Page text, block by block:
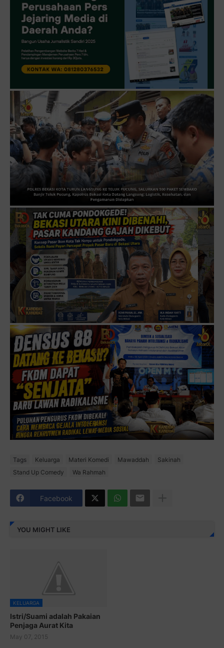
Tags Keluarga Materi Komedi Mawaddah
Sakinah
Stand Up Comedy
Wa Rahmah
Facebook
YOU MIGHT LIKE
KELUARGA
Istri/Suami adalah Pakaian
Penjaga Aurat Kita
May 07, 2015